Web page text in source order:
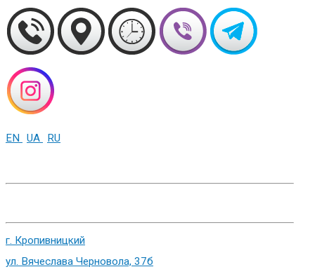
EN UA RU
г. Кропивницкий
ул. Вячеслава Черновола, 37б